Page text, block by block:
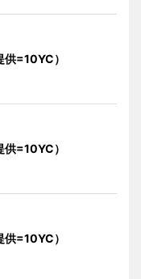
=10YC）
=10YC）
=10YC）